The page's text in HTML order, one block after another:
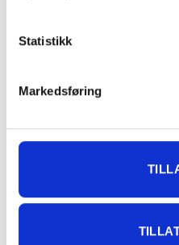
Statistikk
Markedsføring
pakken enten for tung, eller
butikk, og får derfor kun opp